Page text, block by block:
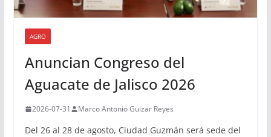
AGRO
Anuncian Congreso del
Aguacate de Jalisco 2026
2026-07-31 Marco Antonio Guizar Reyes
Del 26 al 28 de agosto, Ciudad Guzmán será sede del